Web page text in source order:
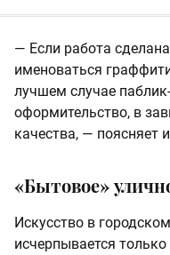
— Если работа
именоваться
лучшем случае
оформительство, в
качества, — поясняет
«Бытовое»
Искусство в
исчерпывается